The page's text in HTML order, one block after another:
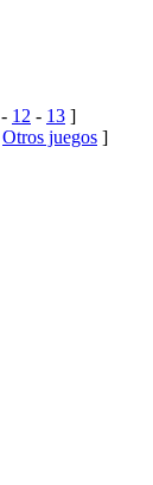
- 12 - 13 ]
Otros juegos ]